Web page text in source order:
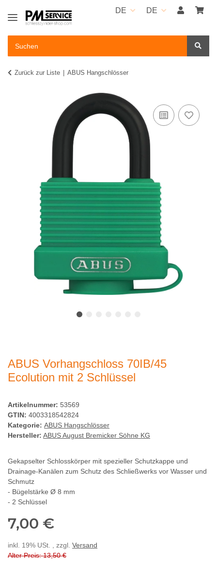
DE DE
Zurück zur Liste ABUS Hangschlösser
ABUS Vorhangschloss 70IB/45
Ecolution mit 2 Schlüssel
Artikelnummer: 53569
GTIN: 4003318542824
Kategorie: ABUS Hangschlösser
Hersteller: ABUS August Bremicker Söhne KG
Gekapselter Schlosskörper mit spezieller Schutzkappe und
Drainage-Kanälen zum Schutz des Schließwerks vor Wasser und
Schmutz
- Bügelstärke Ø 8 mm
- 2 Schlüssel
7,00 €
inkl. 19% USt. , zzgl. Versand
Alter Preis: 13,50 €